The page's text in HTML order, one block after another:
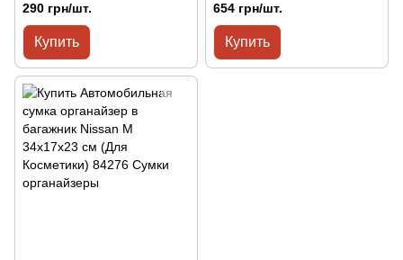
290 грн/шт.
Купить
654 грн/шт.
Купить